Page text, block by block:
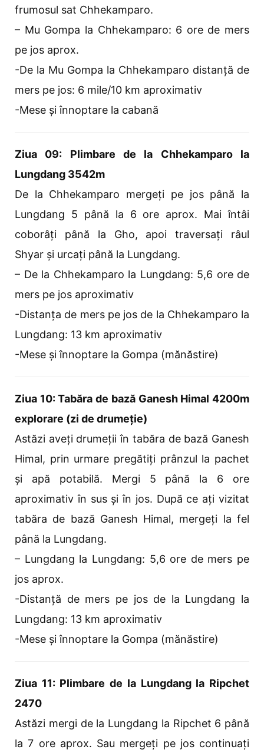
frumosul sat Chhekamparo.
– Mu Gompa la Chhekamparo: 6 ore de mers
pe jos aprox.
-De la Mu Gompa la Chhekamparo distanță de
mers pe jos: 6 mile/10 km aproximativ
-Mese și înnoptare la cabană
Ziua 09: Plimbare de la Chhekamparo la
Lungdang 3542m
De la Chhekamparo mergeți pe jos până la
Lungdang 5 până la 6 ore aprox. Mai întâi
coborâți până la Gho, apoi traversați râul
Shyar și urcați până la Lungdang.
– De la Chhekamparo la Lungdang: 5,6 ore de
mers pe jos aproximativ
-Distanța de mers pe jos de la Chhekamparo la
Lungdang: 13 km aproximativ
-Mese și înnoptare la Gompa (mănăstire)
Ziua 10: Tabăra de bază Ganesh Himal 4200m
explorare (zi de drumeție)
Astăzi aveți drumeții în tabăra de bază Ganesh
Himal, prin urmare pregătiți prânzul la pachet
și apă potabilă. Mergi 5 până la 6 ore
aproximativ în sus și în jos. După ce ați vizitat
tabăra de bază Ganesh Himal, mergeți la fel
până la Lungdang.
– Lungdang la Lungdang: 5,6 ore de mers pe
jos aprox.
-Distanță de mers pe jos de la Lungdang la
Lungdang: 13 km aproximativ
-Mese și înnoptare la Gompa (mănăstire)
Ziua 11: Plimbare de la Lungdang la Ripchet
2470
Astăzi mergi de la Lungdang la Ripchet 6 până
la 7 ore aprox. Sau mergeți pe jos continuați